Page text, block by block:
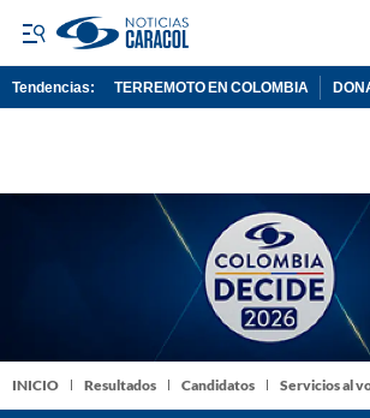
Tendencias: TERREMOTO EN COLOMBIA
INICIO Resultados Candidatos Servicios al